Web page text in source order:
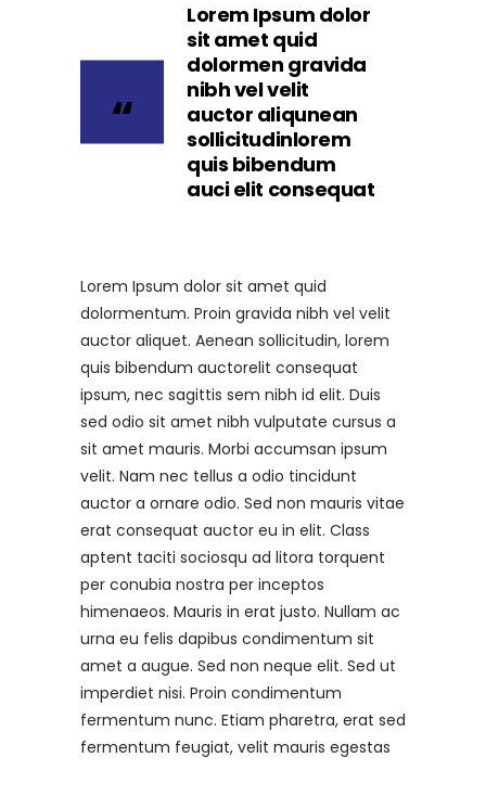
Lorem Ipsum dolor
sit amet quid
dolormen gravida
nibh vel velit
auctor aliqunean
sollicitudinlorem
quis bibendum
auci elit consequat
Lorem Ipsum dolor sit amet quid
dolormentum. Proin gravida nibh vel velit
auctor aliquet. Aenean sollicitudin, lorem
quis bibendum auctorelit consequat
ipsum, nec sagittis sem nibh id elit. Duis
sed odio sit amet nibh vulputate cursus a
sit amet mauris. Morbi accumsan ipsum
velit. Nam nec tellus a odio tincidunt
auctor a ornare odio. Sed non mauris vitae
erat consequat auctor eu in elit. Class
aptent taciti sociosqu ad litora torquent
per conubia nostra per inceptos
himenaeos. Mauris in erat justo. Nullam ac
urna eu felis dapibus condimentum sit
amet a augue. Sed non neque elit. Sed ut
imperdiet nisi. Proin condimentum
fermentum nunc. Etiam pharetra, erat sed
fermentum feugiat, velit mauris egestas